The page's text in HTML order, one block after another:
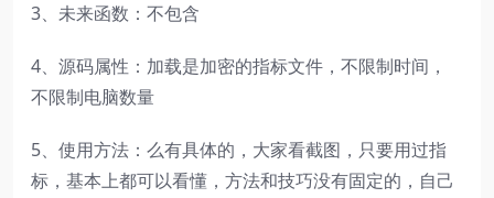
3、未来函数：不包含
4、源码属性：加载是加密的指标文件，不限制时间，
不限制电脑数量
5、使用方法：么有具体的，大家看截图，只要用过指
标，基本上都可以看懂，方法和技巧没有固定的，自己